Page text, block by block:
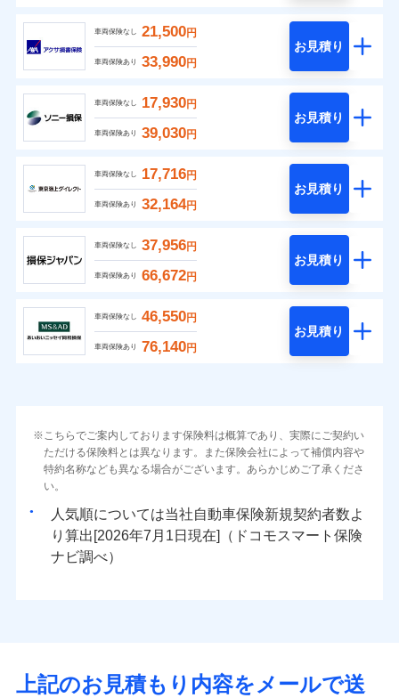
車両保険なし 21,500円
車両保険あり 33,990円
お見積り
車両保険なし 17,930円
車両保険あり 39,030円
お見積り
車両保険なし 17,716円
車両保険あり 32,164円
お見積り
車両保険なし 37,956円
車両保険あり 66,672円
お見積り
車両保険なし 46,550円
車両保険あり 76,140円
お見積り
こちらでご案内しております保険料は概算であり、実際にご契約い
ただける保険料とは異なります。また保険会社によって補償内容や
特約名称なども異なる場合がございます。あらかじめご了承くださ
い。
人気順については当社
新規契約者数よ
り算出[
年 月
日現在]（ドコモスマート保険
ナビ調べ）
上記のお見積もり内容をメールで送